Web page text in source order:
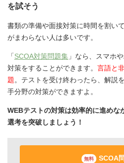
を試そう
書類の準備や面接対策に時間を割い
がまわらない人は多いです。
「SCOA対策問題集 」なら、スマホ
対策をすることができます。 言語と
題。テストを受け終わったら、解説
手分野の対策ができますよ。
WEBテストの対策は効率的に進めな
選考を突破しましょう！
無料 SCOA